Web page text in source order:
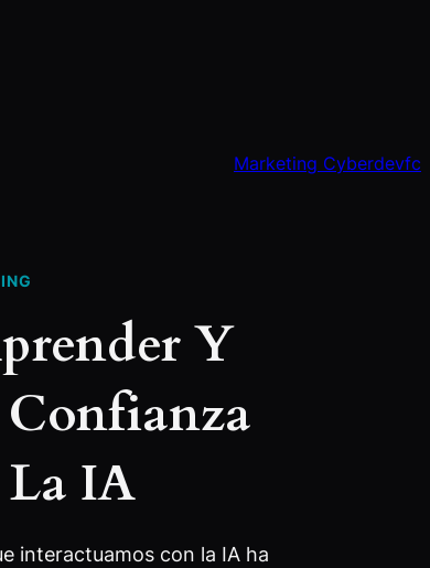
Marketing Cyberdevfc
Y
IA
interactuamos con la IA ha